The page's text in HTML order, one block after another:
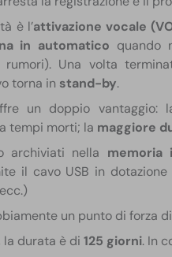
è l’attivazione vocale
in automatico quando
Una volta
torna in stand-by.
un doppio vantaggio:
tempi morti; la maggiore
archiviati nella memoria
il cavo USB in
un punto di forza
la durata è di 125 giorni. In